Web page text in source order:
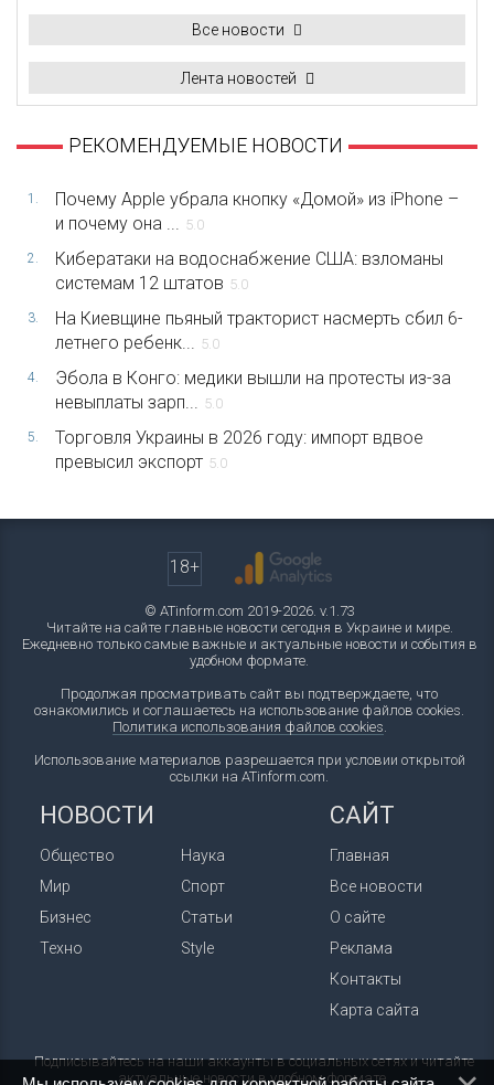
Все новости
Лента новостей
РЕКОМЕНДУЕМЫЕ НОВОСТИ
1.
Почему Apple убрала кнопку «Домой» из iPhone –
и почему она ...
5.0
2.
Кибератаки на водоснабжение США: взломаны
системам 12 штатов 5.0
3.
На Киевщине пьяный тракторист насмерть сбил 6-
летнего ребенк...
5.0
4.
Эбола в Конго: медики вышли на протесты из-за
невыплаты зарп...
5.0
5.
Торговля Украины в 2026 году: импорт вдвое
превысил экспорт 5.0
18+
© ATinform.com 2019-2026. v.1.73
Читайте на сайте главные новости сегодня в Украине и мире.
Ежедневно только самые важные и актуальные новости и события в
удобном формате.
Продолжая просматривать сайт вы подтверждаете, что
ознакомились и соглашаетесь на использование файлов cookies.
Политика использования файлов cookies
Использование материалов разрешается при условии открытой
ссылки на ATinform.com.
НОВОСТИ
Общество
Мир
Бизнес
Техно
Наука
Спорт
Статьи
Style
САЙТ
Главная
Все новости
О сайте
Реклама
Контакты
Карта сайта
Подписывайтесь на наши аккаунты в социальных сетях и читайте
актуальные новости в удобном формате.